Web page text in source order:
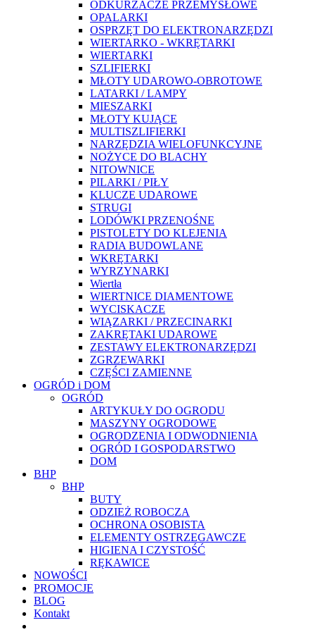
ODKURZACZE PRZEMYSŁOWE
OPALARKI
OSPRZĘT DO ELEKTRONARZĘDZI
WIERTARKO - WKRĘTARKI
WIERTARKI
SZLIFIERKI
MŁOTY UDAROWO-OBROTOWE
LATARKI / LAMPY
MIESZARKI
MŁOTY KUJĄCE
MULTISZLIFIERKI
NARZĘDZIA WIELOFUNKCYJNE
NOŻYCE DO BLACHY
NITOWNICE
PILARKI / PIŁY
KLUCZE UDAROWE
STRUGI
LODÓWKI PRZENOŚNE
PISTOLETY DO KLEJENIA
RADIA BUDOWLANE
WKRĘTARKI
WYRZYNARKI
Wiertła
WIERTNICE DIAMENTOWE
WYCISKACZE
WIĄZARKI / PRZECINARKI
ZAKRĘTAKI UDAROWE
ZESTAWY ELEKTRONARZĘDZI
ZGRZEWARKI
CZĘŚCI ZAMIENNE
OGRÓD i DOM
OGRÓD
ARTYKUŁY DO OGRODU
MASZYNY OGRODOWE
OGRODZENIA I ODWODNIENIA
OGRÓD I GOSPODARSTWO
DOM
BHP
BHP
BUTY
ODZIEŻ ROBOCZA
OCHRONA OSOBISTA
ELEMENTY OSTRZEGAWCZE
HIGIENA I CZYSTOŚĆ
RĘKAWICE
NOWOŚCI
PROMOCJE
BLOG
Kontakt